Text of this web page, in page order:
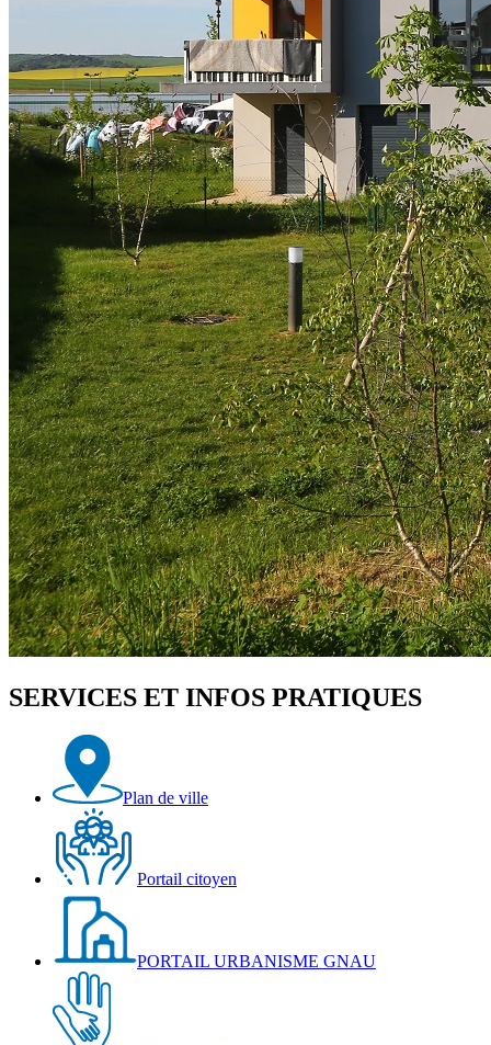
SERVICES ET INFOS PRATIQUES
Plan de ville
Portail citoyen
PORTAIL URBANISME GNAU